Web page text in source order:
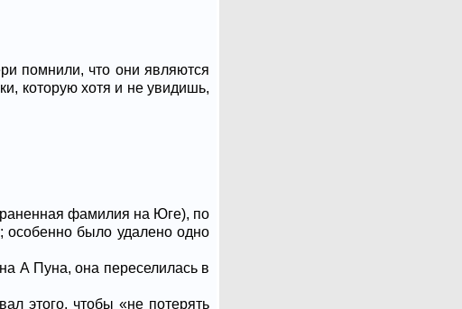
помнили, что они являются
которую хотя и не увидишь,
фамилия на Юге), по
особенно было удалено одно
А Пуна, она переселилась в
этого, чтобы «не потерять